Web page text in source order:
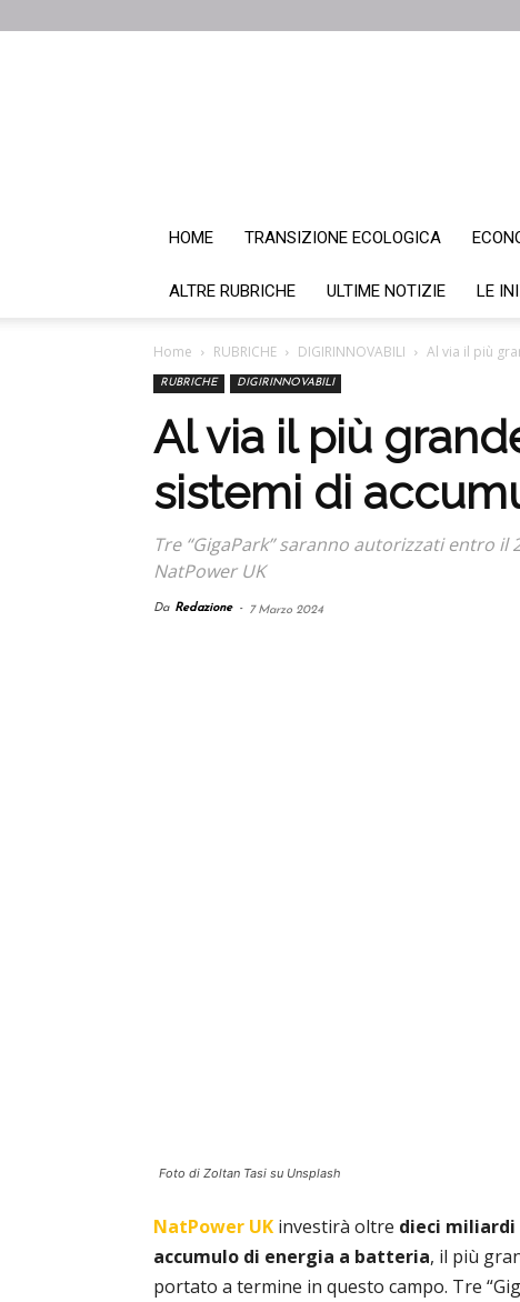
HOME TRANSIZIONE ECOLOGICA
ALTRE RUBRICHE ULTIME NOTIZIE LE
Home RUBRICHE DIGIRINNOVABILI Al via il più
RUBRICHE DIGIRINNOVABILI
Al via il più
sistemi di
Tre “GigaPark” saranno autorizzati entro
NatPower UK
Da Redazione - 7 Marzo 2024
Foto di Zoltan Tasi su Unsplash
NatPower UK investirà oltre dieci
accumulo di energia a batteria, il più
portato a termine in questo campo. Tre